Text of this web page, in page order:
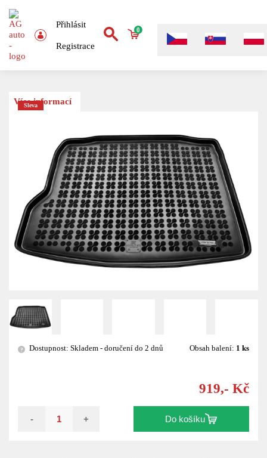
Přihlásit
Registrace
0
Více informací
Sleva
? Dostupnost: Skladem - doručení do 2 dnů Obsah balení: 1 ks
919,- Kč
- + Do košíku